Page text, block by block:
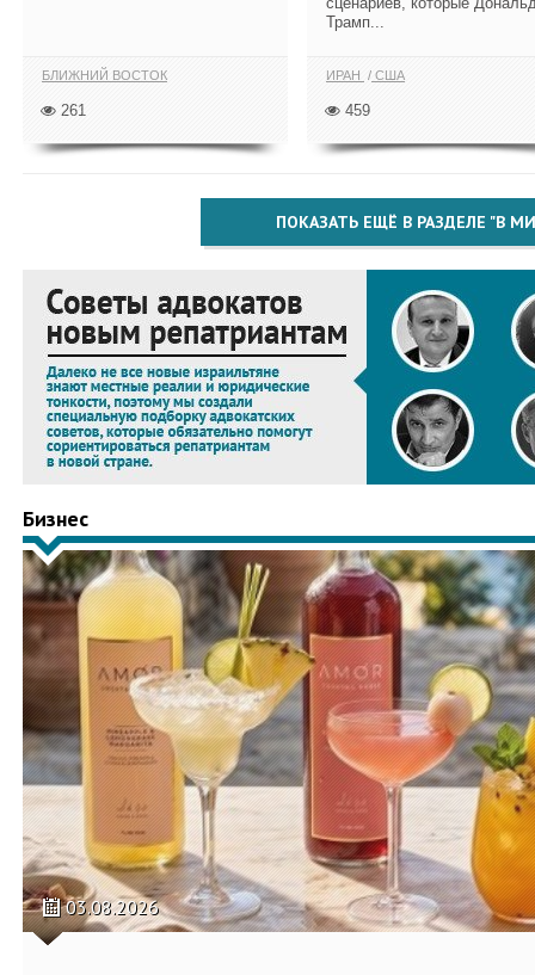
БЛИЖНИЙ ВОСТОК
261
Трамп...
ИРАН США
459
ПОКАЗАТЬ ЕЩЁ В РАЗДЕЛЕ "В
Бизнес
03.08.2026